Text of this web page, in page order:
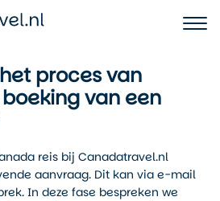
proces van
van een
reis bij Canadatravel.nl
aanvraag. Dit kan via e-mail
In deze fase bespreken we